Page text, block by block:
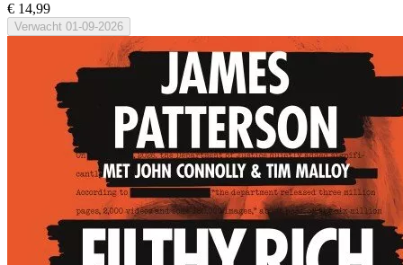
€ 14,99
Verwacht 01-09-2026